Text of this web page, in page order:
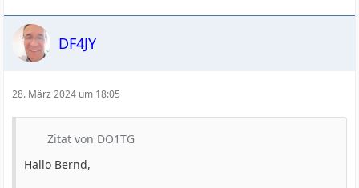
DF4JY
28. März 2024 um 18:05
Zitat von DO1TG
Hallo Bernd,